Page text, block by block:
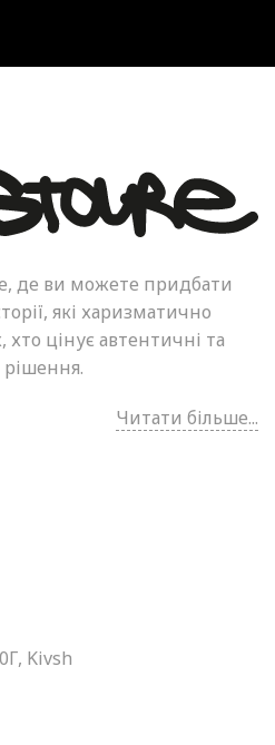
де ви можете придбати
які харизматично
хто цінує автентичні та
рішення.
Читати більше...
Kivsh